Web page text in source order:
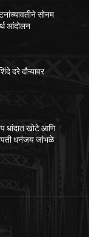
सोनम
आंदोलन
दरे दौऱ्यावर
धांदात खोटे आणि
धनंजय जांभळे